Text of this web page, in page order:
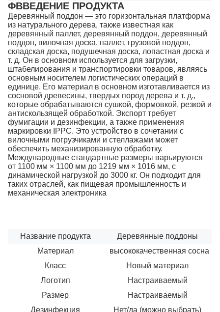
ΦВВЕДЕНИЕ ПРОДУКТА
Деревянный поддон — это горизонтальная платформа
из натурального дерева, также известная как
деревянный паллет, деревянный поддон, деревянный
поддон, вилочная доска, паллет, грузовой поддон,
складская доска, подушечная доска, лопастная доска и
т. д. Он в основном используется для загрузки,
штабелирования и транспортировки товаров, являясь
основным носителем логистических операций в
единице. Его материал в основном изготавливается из
сосновой древесины, твердых пород дерева и т. д.,
которые обрабатываются сушкой, формовкой, резкой и
антискользящей обработкой. Экспорт требует
фумигации и дезинфекции, а также применения
маркировки IPPC. Это устройство в сочетании с
вилочными погрузчиками и стеллажами может
обеспечить механизированную обработку.
Международные стандартные размеры варьируются
от 1100 мм × 1100 мм до 1219 мм × 1016 мм, с
динамической нагрузкой до 3000 кг. Он подходит для
таких отраслей, как пищевая промышленность и
механическая электроника
Название продукта
Деревянные поддоны
Материал
высококачественная сосна
Класс
Новый материал
Логотип
Настраиваемый
Размер
Настраиваемый
Дезинфекция
Нет/да (можно выбрать)